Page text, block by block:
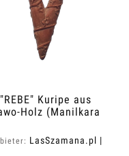
"REBE" Kuripe aus
Holz (Manilkara
LasSzamana.pl |